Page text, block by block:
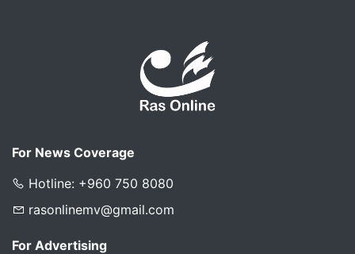
For News Coverage
Hotline: +960 750 8080
rasonlinemv@gmail.com
For Advertising